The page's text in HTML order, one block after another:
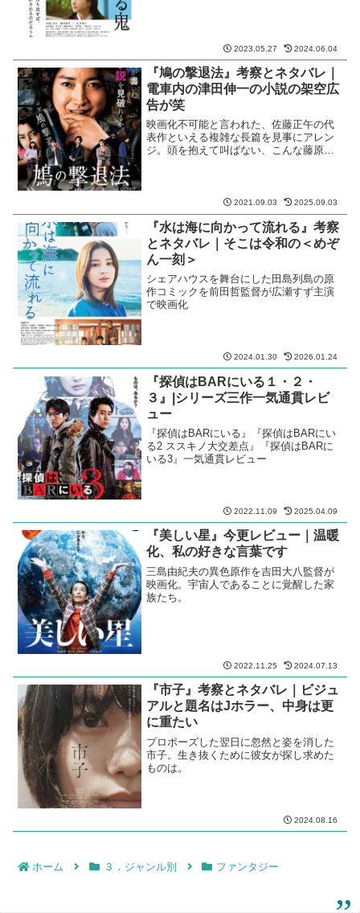
2023.05.27 2024.06.04
『鳩の撃退法』考察とネタバレ｜
電車内の津田伸一の小説の架空広
告が笑
映画化不可能と言われた、佐藤正午の代
表作といえる複雑な長篇を見事にアレン
ジ。頭を抱えて叫ばない、こんな藤原竜
2021.09.03 2025.09.03
『水は海に向かって流れる』考察
とネタバレ｜そこは令和の＜めぞ
ん一刻＞
シェアハウスを舞台にした田島列島の原
作コミックを前田哲監督が広瀬すず主演
で映画化
2024.01.30 2026.01.24
『探偵はBARにいる１・２・
３』|シリーズ三作一気通貫レビ
ュー
『探偵はBARにいる』『探偵はBARにい
る2 ススキノ大交差点』『探偵はBARに
いる3』一気通貫レビュー
2022.11.09 2025.04.09
『美しい星』今更レビュー｜温暖
化、私の好きな言葉です
三島由紀夫の異色原作を吉田大八監督が
映画化。宇宙人であることに覚醒した家
族たち。
2022.11.25 2024.07.13
『市子』考察とネタバレ｜ビジュ
アルと題名はJホラー、中身は更
に重たい
プロポーズした翌日に忽然と姿を消した
市子。生き抜くために彼女が探し求めた
ものは。
2024.08.16
ホーム ３．ジャンル別 ファンタジー